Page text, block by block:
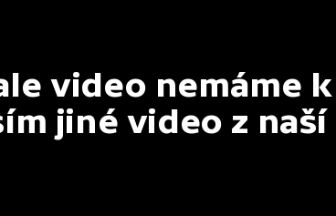
video nemáme
jiné video z